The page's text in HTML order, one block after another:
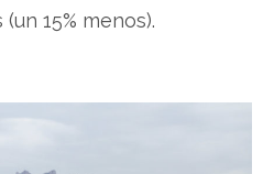
15% menos).